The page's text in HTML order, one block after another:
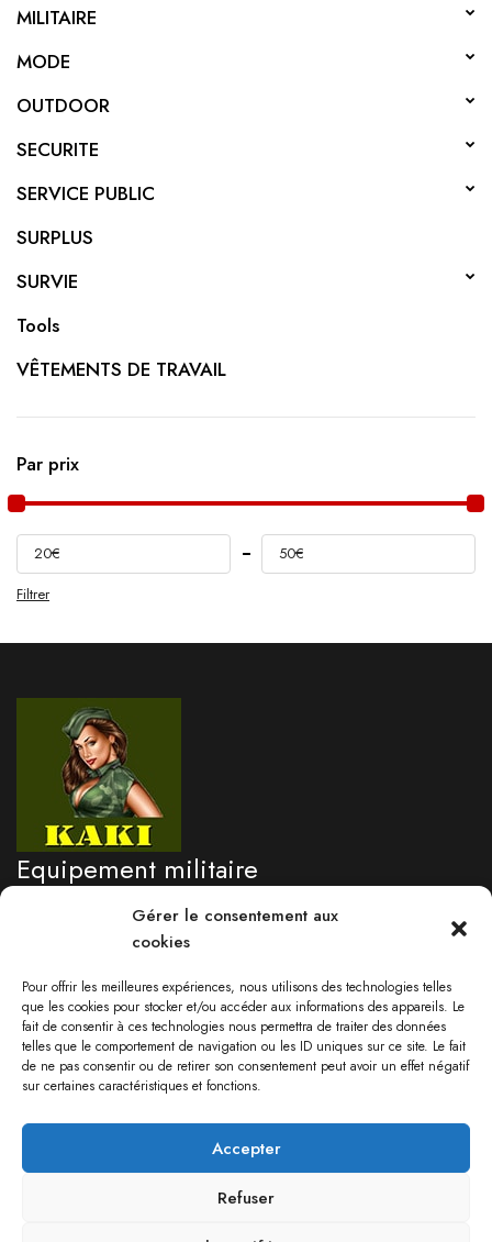
Gérer le consentement aux
cookies
Pour offrir les meilleures expériences, nous utilisons des technologies telles
que les cookies pour stocker et/ou accéder aux informations des appareils. Le
fait de consentir à ces technologies nous permettra de traiter des données
telles que le comportement de navigation ou les ID uniques sur ce site. Le fait
de ne pas consentir ou de retirer son consentement peut avoir un effet négatif
sur certaines caractéristiques et fonctions.
Accepter
Refuser
MILITAIRE
MODE
OUTDOOR
SECURITE
SERVICE PUBLIC
SURPLUS
SURVIE
Tools
VÊTEMENTS DE TRAVAIL
Par prix
Filtrer
20€ 50€
Equipement militaire
professionnel
Besoin d'un renseignement?
05 96 71 76 09
Lundi au vendredi 9:00-17:30
Samedi: 09:00 - 13:00